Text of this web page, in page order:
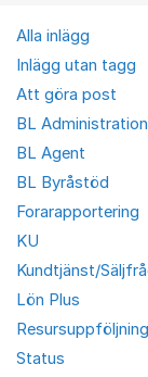
Alla inlägg
Inlägg utan tagg
Att göra post
BL Administration
BL Agent
BL Byråstöd
Forarapportering
KU
Kundtjänst/
Lön Plus
Resursuppföljning
Status